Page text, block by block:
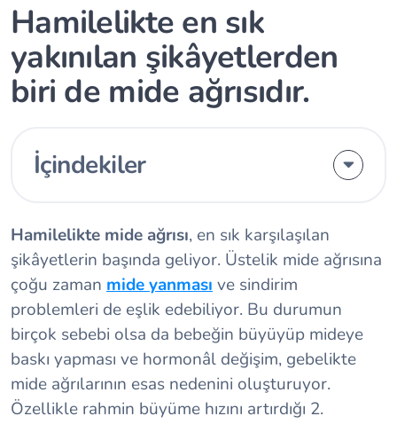
Hamilelikte en sık
yakınılan şikâyetlerden
biri de mide ağrısıdır.
İçindekiler
Hamilelikte mide ağrısı, en sık karşılaşılan
şikâyetlerin başında geliyor. Üstelik mide ağrısına
çoğu zaman mide yanmasıve sindirim
problemleri de eşlik edebiliyor. Bu durumun
birçok sebebi olsa da bebeğin büyüyüp mideye
baskı yapması ve hormonâl değişim, gebelikte
mide ağrılarının esas nedenini oluşturuyor.
Özellikle rahmin büyüme hızını artırdığı 2.